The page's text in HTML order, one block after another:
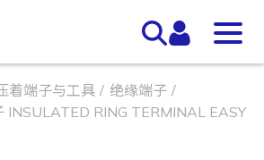
着端子与工具
绝缘端子
INSULATED RING TERMINAL EASY